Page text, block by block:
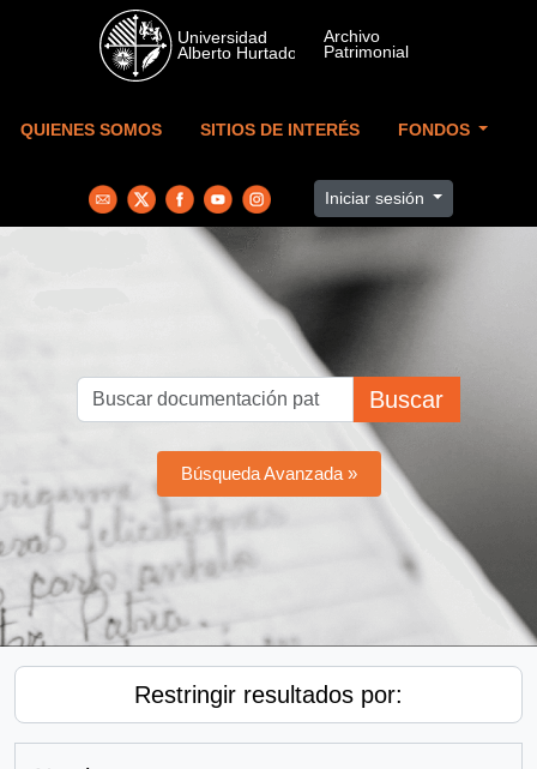
Skip to main content
QUIENES SOMOS SITIOS DE INTERÉS FONDOS
Iniciar sesión
Buscar
Búsqueda Avanzada »
Restringir resultados por: